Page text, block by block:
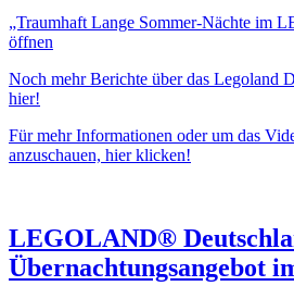
von
YouTube
anzeigen
„Traumhaft Lange Sommer-Nächte im
öffnen
Noch mehr Berichte über das Legoland
hier!
Für mehr Informationen oder um das
anzuschauen, hier klicken!
LEGOLAND®
Übernachtungsangebot